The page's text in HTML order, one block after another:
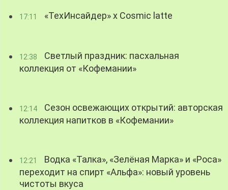
17:11 «ТехИнсайдер» х Cosmic latte
12:38
Светлый праздник: пасхальная
коллекция от «Кофемании»
12:14
Сезон освежающих открытий: авторская
коллекция напитков в «Кофемании»
12:21
Водка «Талка», «Зелёная Марка» и «Роса»
переходит на спирт «Альфа»: новый уровень
чистоты вкуса